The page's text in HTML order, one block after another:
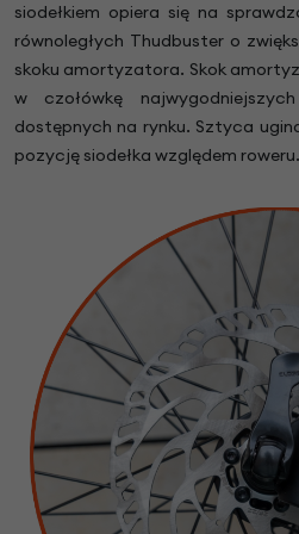
siodełkiem opiera się na
równoległych Thudbuster o
skoku amortyzatora. Skok
w czołówkę
dostępnych na rynku. Sztyca
pozycję siodełka względem